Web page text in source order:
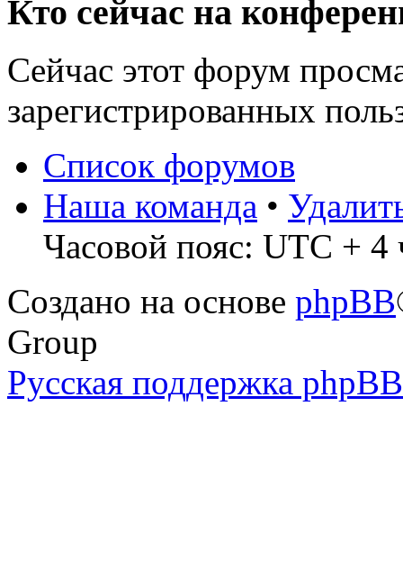
Кто сейчас на
Сейчас этот форум
зарегистрированных
Список форумов
Наша команда •
Часовой пояс: UTC + 4
Создано на основе phpBB
Group
Русская поддержка phpBB